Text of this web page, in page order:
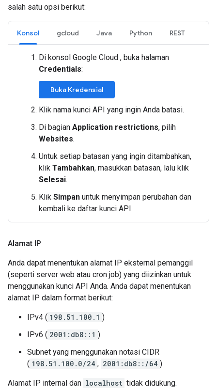
salah satu opsi berikut:
Konsol gcloud Java Python REST
Di konsol Google Cloud , buka halaman
Credentials:
Buka Kredensial
Klik nama kunci API yang ingin Anda batasi.
Di bagian Application restrictions, pilih
Websites.
Untuk setiap batasan yang ingin ditambahkan,
klik Tambahkan, masukkan batasan, lalu klik
Selesai.
Klik Simpan untuk menyimpan perubahan dan
kembali ke daftar kunci API.
Alamat IP
Anda dapat menentukan alamat IP eksternal pemanggil
(seperti server web atau cron job) yang diizinkan untuk
menggunakan kunci API Anda. Anda dapat menentukan
alamat IP dalam format berikut:
IPv4 ( 198.51.100.1 )
IPv6 ( 2001:db8::1 )
Subnet yang menggunakan notasi CIDR
( 198.51.100.0/24 , 2001:db8::/64 )
Alamat IP internal dan localhost tidak didukung.